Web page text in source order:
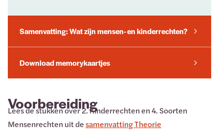
Samenvatting: Wat zijn mensen- en kinderrechten?
Download memorykaartjes
Voorbereiding
Lees de stukken over 2. Kinderrechten en 4. Soorten
Mensenrechten uit desamenvatting Theorie